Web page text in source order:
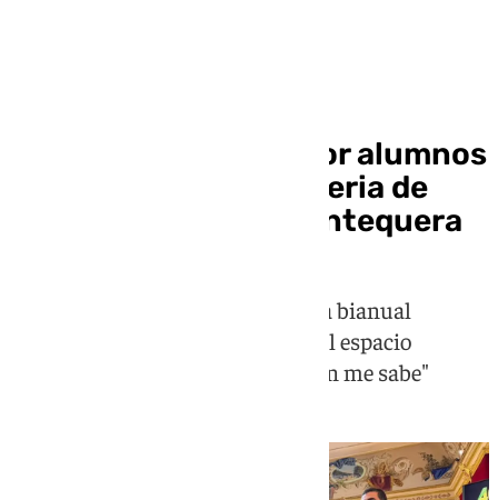
Un cartel realizado por alumnos
de EDAU anuncia la Feria de
Primavera 2026 de Antequera
En esta edición regresa la muestra bianual
Expomaq, así como tendrá lugar el espacio
gastronómico "Antequera que bien me sabe"